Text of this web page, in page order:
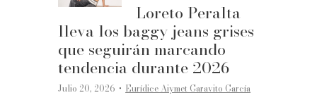
Loreto Peralta
lleva los baggy jeans grises
que seguirán marcando
tendencia durante 2026
Julio 20, 2026 ·Eurídice Aiymet Garavito García